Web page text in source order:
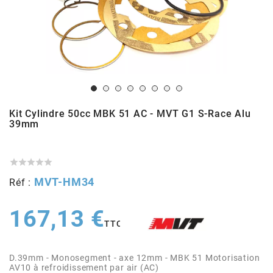
ADMISSION
ECHAPPEMENT
CHASSIS
ECLAIRAGE
FREINAGE
ROUE
ADMISSION
ALLUMAGE
TRANSMISSION
RESERVOIR
PEDALIER
POSTE DE PILOTAGE
VISSERIE
CARROSSERIE
HAUT MOTEUR
VILEBREQUIN
ADMISSION
ALLUMAGE
ALLUMAGE
EMBRAYAGE
REFROIDISSEMENT
CARTER
DÉMARRAGE
POSTE DE PILOTAGE
STICKERS
2FAST
4 STROKE PARTS
a
Kit Cylindre 50cc MBK 51 AC - MVT G1 S-Race Alu
39mm

Réf : MVT-HM34
167,13 €TTC
D.39mm - Monosegment - axe 12mm - MBK 51 Motorisation
AV10 à refroidissement par air (AC)